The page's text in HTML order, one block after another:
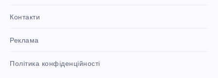
0
2
6
i
i
Контакти
Реклама
Політика конфіденційності